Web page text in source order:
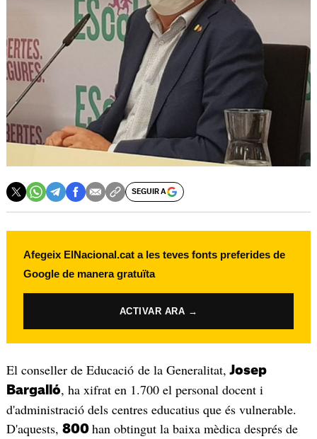
SEGUIR A
Afegeix ElNacional.cat a les teves fonts preferides de
Google de manera gratuïta
ACTIVAR ARA →
El conseller de Educació de la Generalitat, Josep
Bargalló, ha xifrat en 1.700 el personal docent i
d'administració dels centres educatius que és vulnerable.
D'aquests, 800 han obtingut la baixa mèdica després de